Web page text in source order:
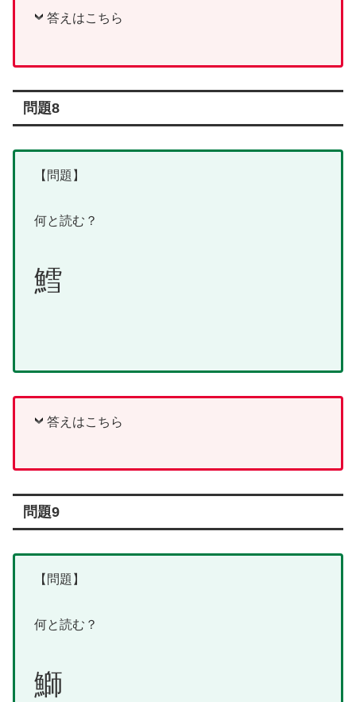
答えはこちら
問題8
【問題】
何と読む？
鱈
答えはこちら
問題9
【問題】
何と読む？
鰤